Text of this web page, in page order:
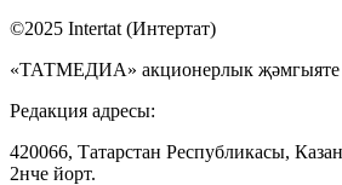
©2025 Intertat (Интертат)
«ТАТМЕДИА» акционерлык җәмгыяте
Редакция адресы:
420066, Татарстан Республикасы,
2нче йорт.